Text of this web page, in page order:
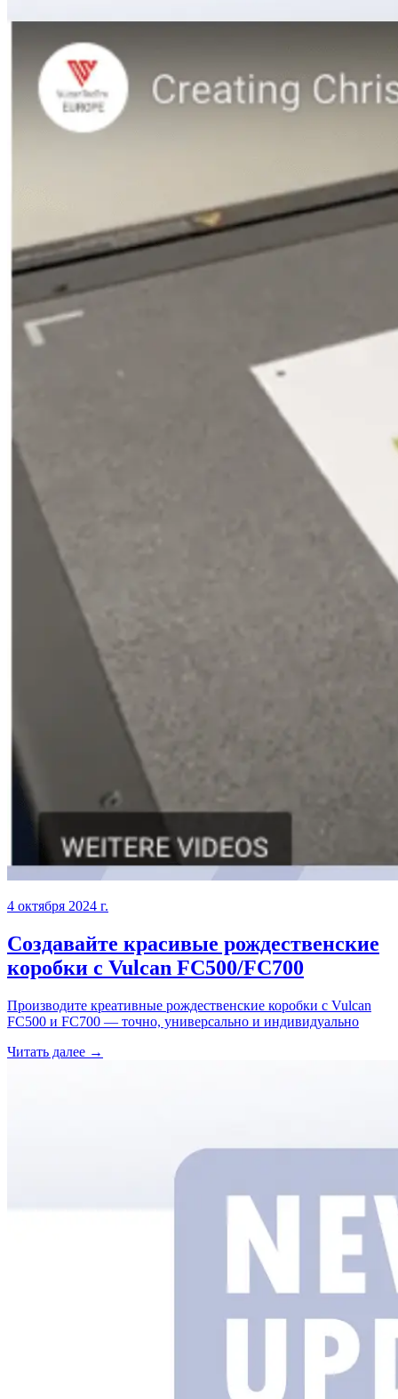
4 октября 2024 г.
Создавайте красивые рождественские
коробки с Vulcan FC500/FC700
Производите креативные рождественские коробки с Vulcan
FC500 и FC700 — точно, универсально и индивидуально
Читать далее →